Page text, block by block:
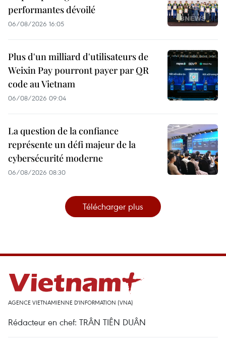
performantes dévoilé
06/08/2026 16:05
Plus d'un milliard d'utilisateurs de
Weixin Pay pourront payer par QR
code au Vietnam
06/08/2026 09:04
La question de la confiance
représente un défi majeur de la
cybersécurité moderne
06/08/2026 08:30
Télécharger plus
AGENCE VIETNAMIENNE D'INFORMATION (VNA)
Rédacteur en chef: TRÂN TIÊN DUÂN